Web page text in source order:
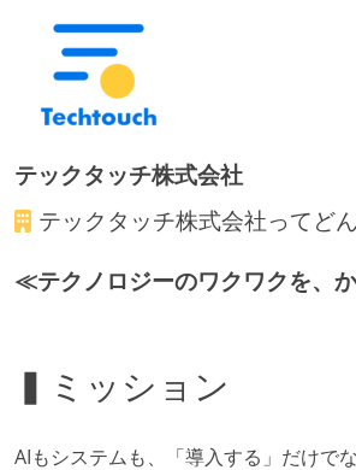
テックタッチ株式会社
テックタッチ株式会社ってど
≪テクノロジーのワクワクを、
▍ミッション
AIもシステムも、「導入する」だけで